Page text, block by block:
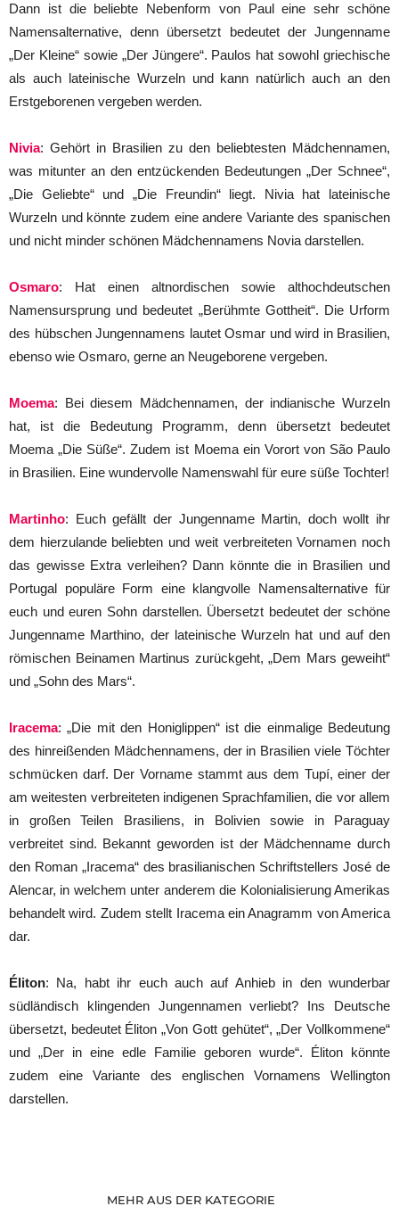
Dann ist die beliebte Nebenform von Paul eine sehr schöne
Namensalternative, denn übersetzt bedeutet der Jungenname
„Der Kleine“ sowie „Der Jüngere“. Paulos hat sowohl griechische
als auch lateinische Wurzeln und kann natürlich auch an den
Erstgeborenen vergeben werden.
Nivia: Gehört in Brasilien zu den beliebtesten Mädchennamen,
was mitunter an den entzückenden Bedeutungen „Der Schnee“,
„Die Geliebte“ und „Die Freundin“ liegt. Nivia hat lateinische
Wurzeln und könnte zudem eine andere Variante des spanischen
und nicht minder schönen Mädchennamens Novia darstellen.
Osmaro: Hat einen altnordischen sowie althochdeutschen
Namensursprung und bedeutet „Berühmte Gottheit“. Die Urform
des hübschen Jungennamens lautet Osmar und wird in Brasilien,
ebenso wie Osmaro, gerne an Neugeborene vergeben.
Moema: Bei diesem Mädchennamen, der indianische Wurzeln
hat, ist die Bedeutung Programm, denn übersetzt bedeutet
Moema „Die Süße“. Zudem ist Moema ein Vorort von São Paulo
in Brasilien. Eine wundervolle Namenswahl für eure süße Tochter!
Martinho: Euch gefällt der Jungenname Martin, doch wollt ihr
dem hierzulande beliebten und weit verbreiteten Vornamen noch
das gewisse Extra verleihen? Dann könnte die in Brasilien und
Portugal populäre Form eine klangvolle Namensalternative für
euch und euren Sohn darstellen. Übersetzt bedeutet der schöne
Jungenname Marthino, der lateinische Wurzeln hat und auf den
römischen Beinamen Martinus zurückgeht, „Dem Mars geweiht“
und „Sohn des Mars“.
Iracema: „Die mit den Honiglippen“ ist die einmalige Bedeutung
des hinreißenden Mädchennamens, der in Brasilien viele Töchter
schmücken darf. Der Vorname stammt aus dem Tupí, einer der
am weitesten verbreiteten indigenen Sprachfamilien, die vor allem
in großen Teilen Brasiliens, in Bolivien sowie in Paraguay
verbreitet sind. Bekannt geworden ist der Mädchenname durch
den Roman „Iracema“ des brasilianischen Schriftstellers José de
Alencar, in welchem unter anderem die Kolonialisierung Amerikas
behandelt wird. Zudem stellt Iracema ein Anagramm von America
dar.
Éliton: Na, habt ihr euch auch auf Anhieb in den wunderbar
südländisch klingenden Jungennamen verliebt? Ins Deutsche
übersetzt, bedeutet Éliton „Von Gott gehütet“, „Der Vollkommene“
und „Der in eine edle Familie geboren wurde“. Éliton könnte
zudem eine Variante des englischen Vornamens Wellington
darstellen.
MEHR AUS DER KATEGORIE